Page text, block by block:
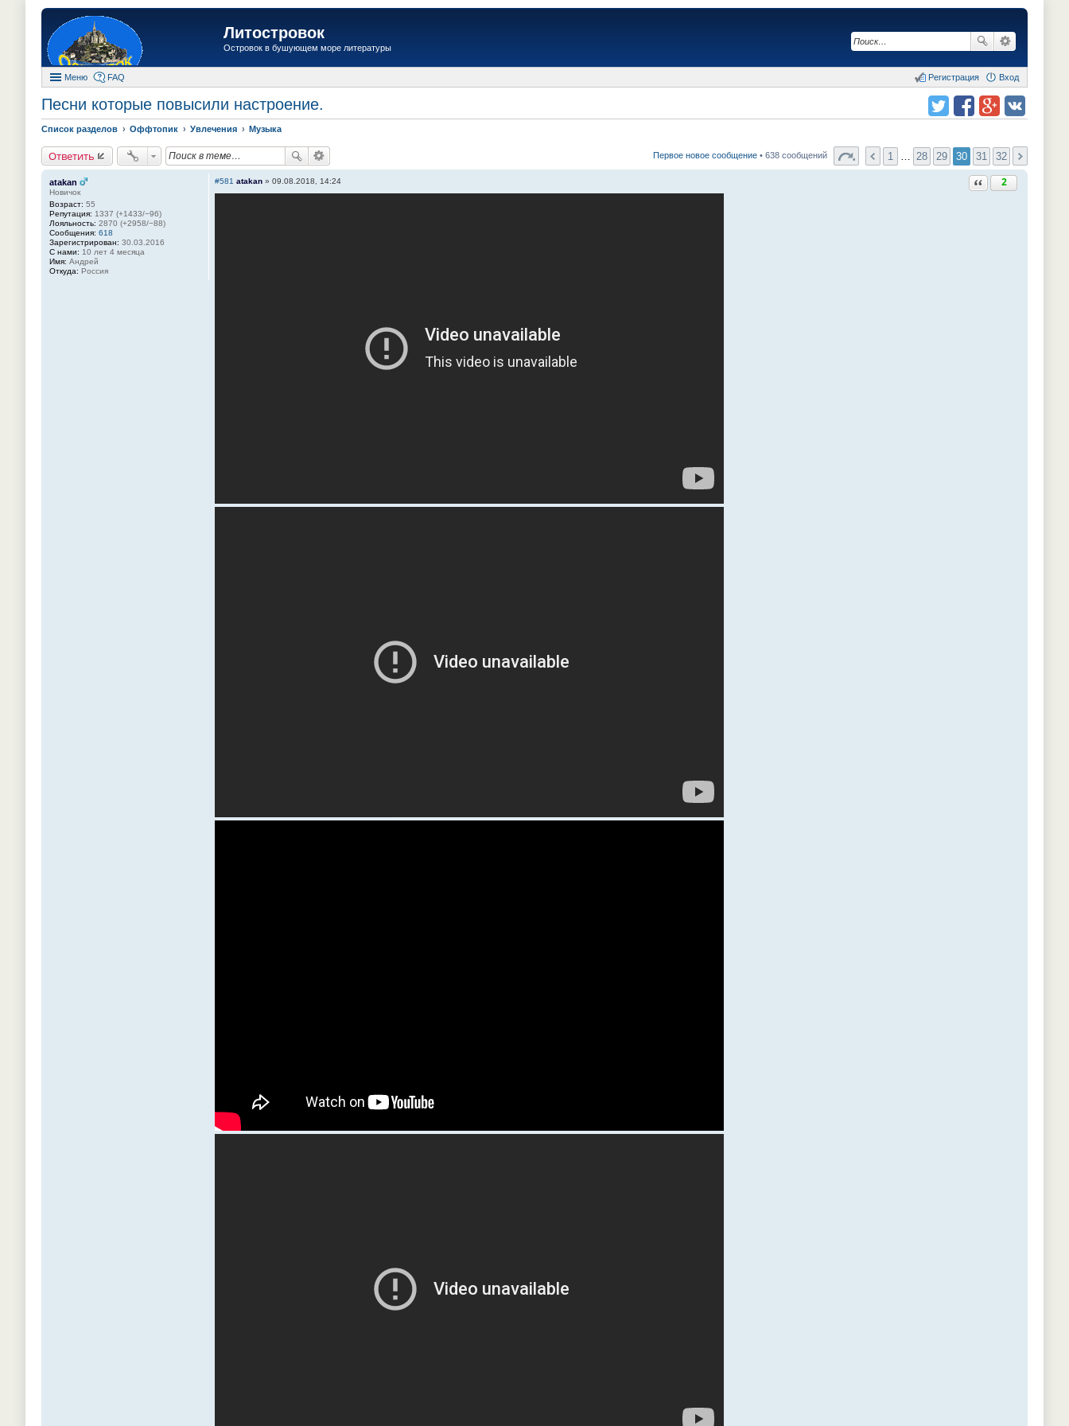
Литостровок
Островок в бушующем море литературы
Меню FAQ Вход
Регистрация
Песни которые повысили настроение.
Список разделов Оффтопик Увлечения Музыка
Ответить Первое новое сообщение • 638 сообщений 1 28 29 30 31 32
atakan
Новичок
Возраст: 55
Репутация: 1337 (+1433/−96)
Лояльность: 2870 (+2958/−88)
Сообщения: 618
Зарегистрирован: 30.03.2016
С нами: 10 лет 4 месяца
Имя: Андрей
Откуда: Россия
Ответить с цитатой
2
#581 atakan » 09.08.2018, 14:24